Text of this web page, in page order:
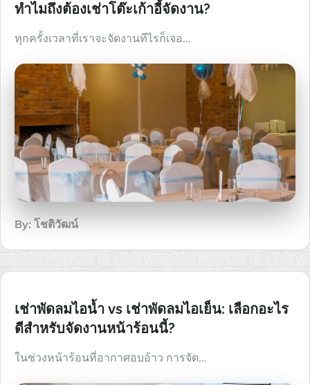
ทำไมถึงต้องเช่าโต๊ะเก้าอี้จัดงาน?
ทุกครั้งเวลาที่เราจะจัดงานทีไรก็เจอ…
By: โชติวัฒน์
เช่าพัดลมไอน้ำ vs เช่าพัดลมไอเย็น: เลือกอะไร
ดีสำหรับจัดงานหน้าร้อนนี้?
ในช่วงหน้าร้อนที่อากาศอบอ้าว การจัด…